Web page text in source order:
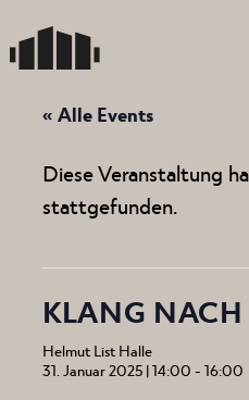
to
the
« Alle Events
Diese Veranstaltung
stattgefunden.
KLANG NACH
Helmut List Halle
31. Januar 2025 | 14:00 -16:00